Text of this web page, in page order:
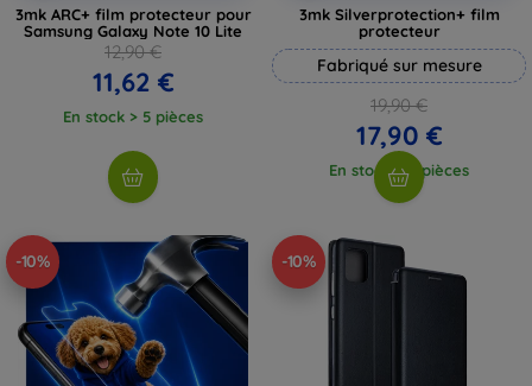
3mk ARC+ film protecteur pour
Samsung Galaxy Note 10 Lite
12,90 €
11,62 €
En stock > 5 pièces
3mk Silverprotection+ film
protecteur
Fabriqué sur mesure
19,90 €
17,90 €
En stock > 5 pièces
-10% -10%